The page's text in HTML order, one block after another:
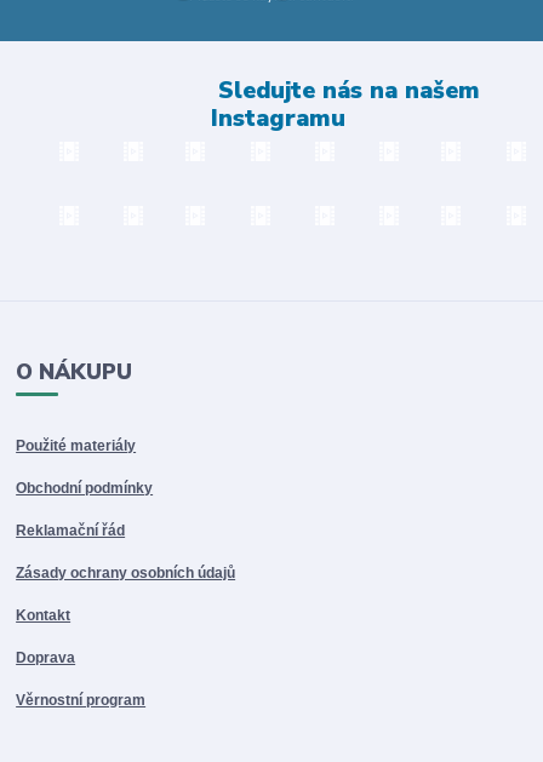
Sledujte nás na našem
Instagramu
O NÁKUPU
Použité materiály
Obchodní podmínky
Reklamační řád
Zásady ochrany osobních údajů
Kontakt
Doprava
Věrnostní program